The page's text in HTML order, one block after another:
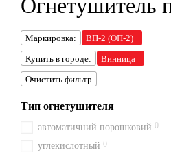
Огнетушитель
Маркировка:
ВП-2 (ОП-2)
Купить в городе:
Винница
Очистить фильтр
Тип огнетушителя
автоматичний порошковий 0
углекислотный 0